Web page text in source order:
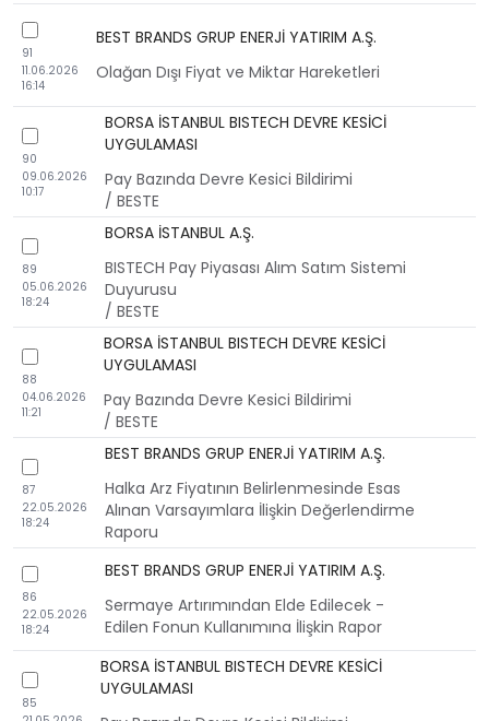
checkbox
91
11.06.2026
16:14
BEST BRANDS GRUP ENERJİ YATIRIM A.Ş.
Olağan Dışı Fiyat ve Miktar Hareketleri
checkbox
90
09.06.2026
10:17
BORSA İSTANBUL BISTECH DEVRE KESİCİ
UYGULAMASI
Pay Bazında Devre Kesici Bildirimi
/ BESTE
checkbox
89
05.06.2026
18:24
BORSA İSTANBUL A.Ş.
BISTECH Pay Piyasası Alım Satım Sistemi
Duyurusu
/ BESTE
checkbox
88
04.06.2026
11:21
BORSA İSTANBUL BISTECH DEVRE KESİCİ
UYGULAMASI
Pay Bazında Devre Kesici Bildirimi
/ BESTE
checkbox
87
22.05.2026
18:24
BEST BRANDS GRUP ENERJİ YATIRIM A.Ş.
Halka Arz Fiyatının Belirlenmesinde Esas
Alınan Varsayımlara İlişkin Değerlendirme
Raporu
checkbox
86
22.05.2026
18:24
BEST BRANDS GRUP ENERJİ YATIRIM A.Ş.
Sermaye Artırımından Elde Edilecek -
Edilen Fonun Kullanımına İlişkin Rapor
checkbox
85
BORSA İSTANBUL BISTECH DEVRE KESİCİ
UYGULAMASI